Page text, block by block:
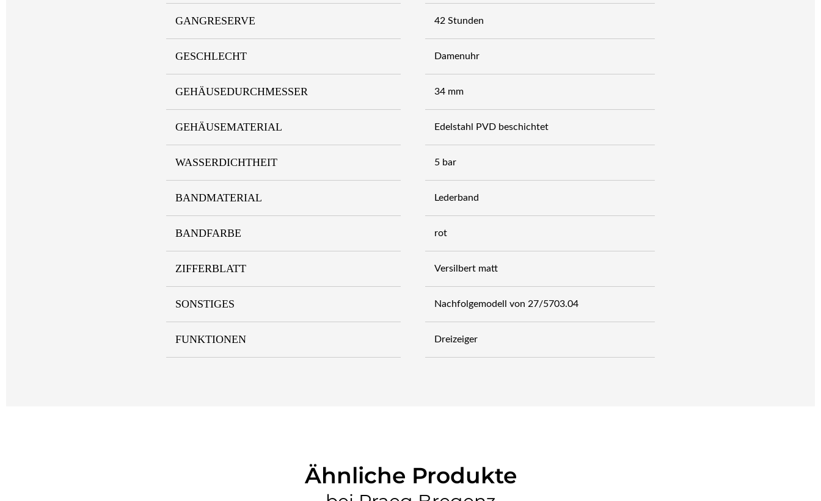
GANGRESERVE 42 Stunden
GESCHLECHT Damenuhr
GEHÄUSEDURCHMESSER 34 mm
GEHÄUSEMATERIAL Edelstahl PVD beschichtet
WASSERDICHTHEIT 5 bar
BANDMATERIAL Lederband
BANDFARBE rot
ZIFFERBLATT Versilbert matt
SONSTIGES Nachfolgemodell von 27/5703.04
FUNKTIONEN Dreizeiger
Ähnliche Produkte